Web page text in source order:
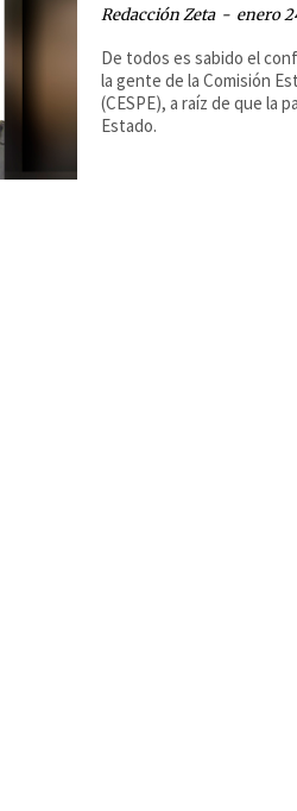
Redacción Zeta - enero
De todos es sabido el
la gente de la Comisión
(CESPE), a raíz de que la
Estado.